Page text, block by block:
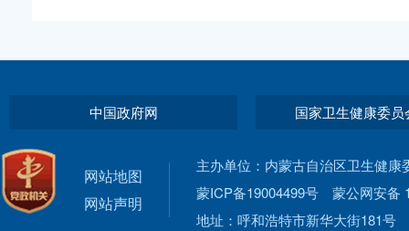
中国政府网 国家卫生健康委员
网站地图
网站声明
主办单位：内蒙古自治区卫生健
蒙ICP备19004499号
蒙公网安备
地址：呼和浩特市新华大街181